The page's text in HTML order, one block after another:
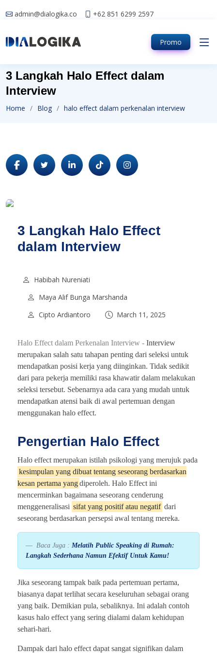
admin@dialogika.co +62 851 6299 2597
Promo
3 Langkah Halo Effect dalam
Interview
Home Blog halo effect dalam perkenalan interview
3 Langkah Halo Effect
dalam Interview
Habibah Nureniati
Maya Alif Bunga Marshanda
Cipto Ardiantoro
March 11, 2025
Halo Effect dalam Perkenalan Interview - Interview
merupakan salah satu tahapan penting dari seleksi untuk
mendapatkan posisi kerja yang diinginkan. Tidak sedikit
dari para pekerja memiliki rasa khawatir dalam melakukan
seleksi tersebut. Sebenarnya ada cara yang mudah untuk
mendapatkan atensi baik di awal pertemuan dengan
menggunakan halo effect.
Pengertian Halo Effect
Halo effect merupakan istilah psikologi yang merujuk pada
kesimpulan yang dibuat tentang seseorang berdasarkan
kesan pertama yangdiperoleh. Halo Effect ini
mencerminkan bagaimana seseorang cenderung
menggeneralisasi sifat yang positif atau negatif dari
seseorang berdasarkan persepsi awal tentang mereka.
Baca Juga : Melatih Public Speaking di Rumah:
Langkah Sederhana Namun Efektif Untuk Kamu!
Jika seseorang tampak baik pada pertemuan pertama,
biasanya dapat terlihat secara keseluruhan sebagai orang
yang baik. Demikian pula, sebaliknya. Ini adalah contoh
kasus halo effect yang sering dialami dalam kehidupan
sehari-hari.
Dampak dari halo effect dapat sangat signifikan dalam